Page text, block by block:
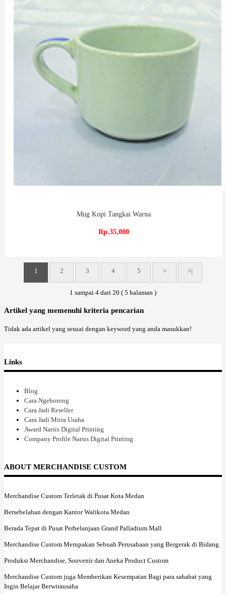
Mug Kopi Tangkai Warna
Rp.35,000
1 2 3 4 5 > >|
1 sampai 4 dari 20 ( 5 halaman )
Artikel yang memenuhi kriteria pencarian
Tidak ada artikel yang sesuai dengan keyword yang anda masukkan!
Links
Blog
Cara Ngeborong
Cara Jadi Reseller
Cara Jadi Mitra Usaha
Award Narsis Digital Printing
Company Profile Narsis Digital Printing
ABOUT MERCHANDISE CUSTOM
Merchandise Custom Terletak di Pusat Kota Medan
Bersebelahan dengan Kantor Walikota Medan
Berada Tepat di Pusat Perbelanjaan Grand Palladium Mall
Merchandise Custom Merupakan Sebuah Perusahaan yang Bergerak di Bidang
Produksi Merchandise, Souvenir dan Aneka Product Custom
Merchandise Custom juga Memberikan Kesempatan Bagi para sahabat yang
Ingin Belajar Berwirausaha